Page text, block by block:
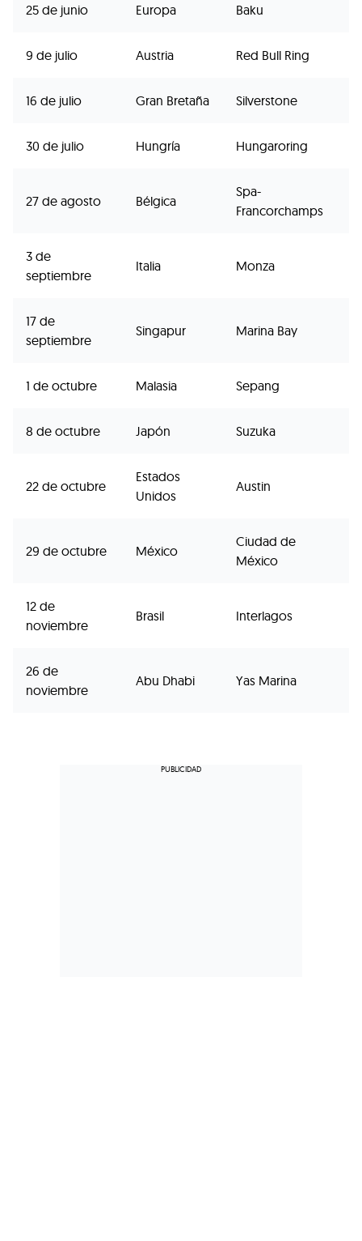
25 de junio Europa Baku
9 de julio Austria Red Bull Ring
16 de julio Gran Bretaña Silverstone
30 de julio Hungría Hungaroring
27 de agosto Bélgica
Spa-
Francorchamps
3 de
septiembre
Italia Monza
17 de
septiembre
Singapur Marina Bay
1 de octubre Malasia Sepang
8 de octubre Japón Suzuka
22 de octubre
Estados
Unidos
Austin
29 de octubre México
Ciudad de
México
12 de
noviembre
Brasil Interlagos
26 de
noviembre
Abu Dhabi Yas Marina